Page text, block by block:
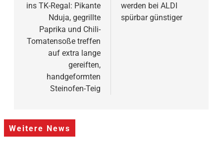
ins TK-Regal: Pikante
Nduja, gegrillte
Paprika und Chili-
Tomatensoße treffen
auf extra lange
gereiften,
handgeformten
Steinofen-Teig
werden bei ALDI
spürbar günstiger
Weitere News